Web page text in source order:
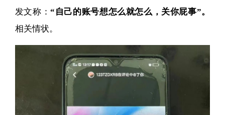
发文称：“自己的账号想怎么就怎么，关你屁事”。
相关情状。